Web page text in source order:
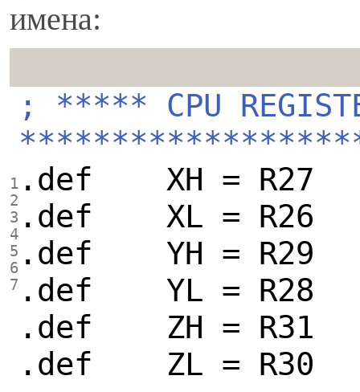
имена:
1
2
3
4
5
6
7
; ***** CPU
.def XH = R27
.def XL = R26
.def YH = R29
.def YL = R28
.def ZH = R31
.def ZL = R30